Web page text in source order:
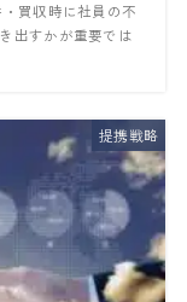
買収時に社員の不
出すかが重要では
提携戦略